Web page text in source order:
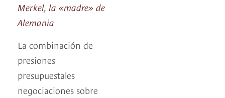
Merkel, la «madre» de
Alemania
La combinación de
presiones
presupuestales
negociaciones sobre